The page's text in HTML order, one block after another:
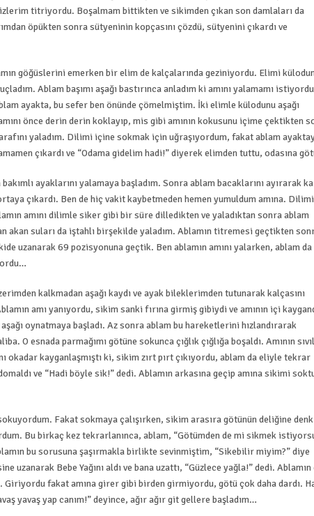
titriyordu. Boşalmam bittikten ve sikimden çıkan son damlaları da
öpükten sonra sütyeninin kopçasını çözdü, sütyenini çıkardı ve
göğüslerini emerken bir elim de kalçalarında geziniyordu. Elimi
Ablam başımı aşağı bastırınca anladım ki amını yalamamı
ayakta, bu sefer ben önünde çömelmiştim. İki elimle külodunu aşağı
önce derin derin koklayıp, mis gibi amının kokusunu içime çektikten
yaladım. Dilimi içine sokmak için uğraşıyordum, fakat ablam
çıkardı ve “Odama gidelim hadi!” diyerek elimden tuttu, odasına
ayaklarını yalamaya başladım. Sonra ablam bacaklarını ayırarak
çıkardı. Ben de hiç vakit kaybetmeden hemen yumuldum amına. Dilimi
amını dilimle siker gibi bir süre dilledikten ve yaladıktan sonra ablam
akan suları da iştahlı birşekilde yaladım. Ablamın titremesi geçtikten
uzanarak 69 pozisyonuna geçtik. Ben ablamın amını yalarken, ablam da
kalkmadan aşağı kaydı ve ayak bileklerimden tutunarak kalçasını
amı yanıyordu, sikim sanki fırına girmiş gibiydi ve amının içi
oynatmaya başladı. Az sonra ablam bu hareketlerini hızlandırarak
O esnada parmağımı götüne sokunca çığlık çığlığa boşaldı. Amının
okadar kayganlaşmıştı ki, sikim zırt pırt çıkıyordu, ablam da eliyle tekrar
ve “Hadi böyle sik!” dedi. Ablamın arkasına geçip amına sikimi
Fakat sokmaya çalışırken, sikim arasıra götünün deliğine denk
Bu birkaç kez tekrarlanınca, ablam, “Götümden de mi sikmek
bu sorusuna şaşırmakla birlikte sevinmiştim, “Sikebilir miyim?” diye
Bebe Yağını aldı ve bana uzattı, “Güzlece yağla!” dedi.
Giriyordu fakat amına girer gibi birden girmiyordu, götü çok daha dardı.
yavaş yap canım!” deyince, ağır ağır git gellere başladım…